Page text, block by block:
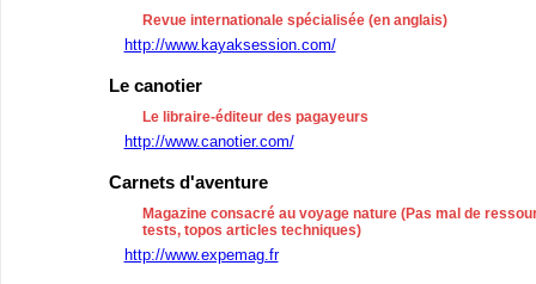
Revue internationale spécialisée (en anglais)
http://www.kayaksession.com/
Le canotier
Le libraire-éditeur des pagayeurs
http://www.canotier.com/
Carnets d'aventure
Magazine consacré au voyage nature (Pas mal de
tests, topos articles techniques)
http://www.expemag.fr